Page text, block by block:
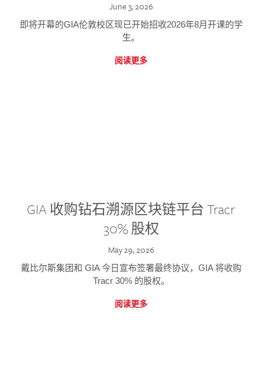
June 3, 2026
即将开幕的GIA伦敦校区现已开始招收2026年8月开课的学
生。
阅读更多
GIA 收购钻石溯源区块链平台 Tracr
30% 股权
May 29, 2026
戴比尔斯集团和 GIA 今日宣布签署最终协议，GIA 将收购
Tracr 30% 的股权。
阅读更多